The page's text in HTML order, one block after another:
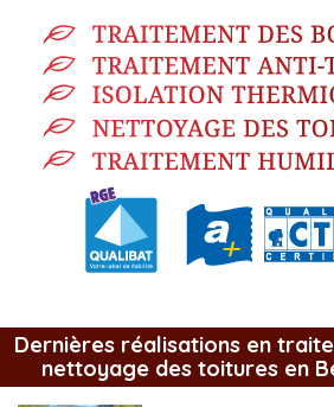
Dernières réalisations en
nettoyage des toitures en